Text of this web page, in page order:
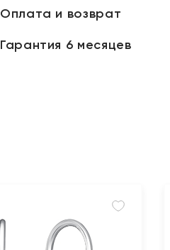
Оплата и возврат
Гарантия 6 месяцев